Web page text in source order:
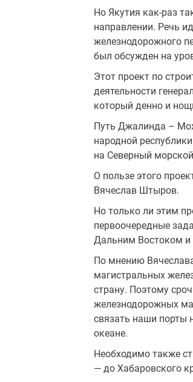
Но Якутия как-раз
направлении. Речь
железнодорожного
был обсужден на
Этот проект по
деятельности
который денно и
Путь Джалинда –
народной
на Северный
О пользе этого
Вячеслав Штыров.
Но только ли этим
первоочередные
Дальним Востоком и
По мнению
магистральных
страну. Поэтому
железнодорожных
связать наши порты
океане.
Необходимо также
— до Хабаровского